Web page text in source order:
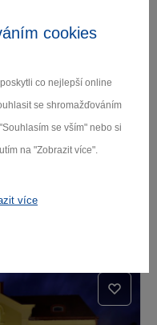
cookies
co nejlepší online
se shromažďováním
se vším" nebo si
na "Zobrazit více".
více